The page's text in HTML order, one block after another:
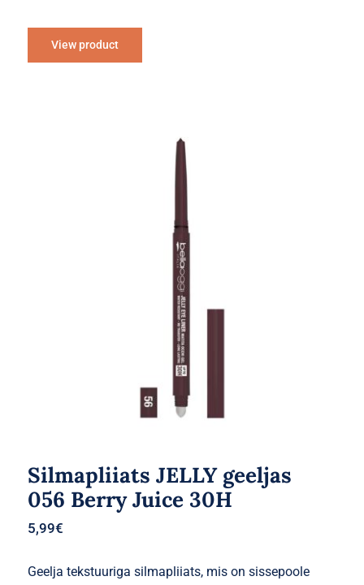
View product
Silmapliiats JELLY geeljas
056 Berry Juice 30H
5,99€
Geelja tekstuuriga silmapliiats, mis on sissepoole